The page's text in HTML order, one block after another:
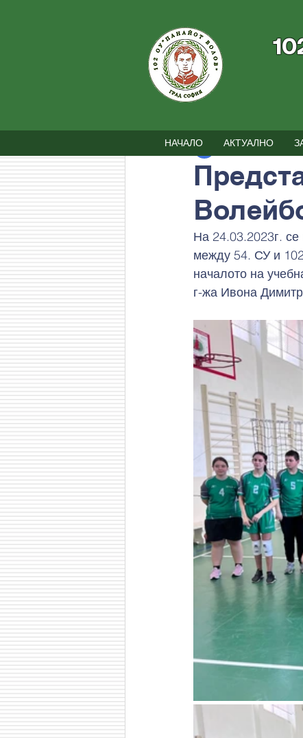
Всички постове
102 ОУ 6.04.2023
На 24.03.2023г.
между 54. СУ и
началото на
г-жа Ивона
НАЧАЛО АКТУАЛНО